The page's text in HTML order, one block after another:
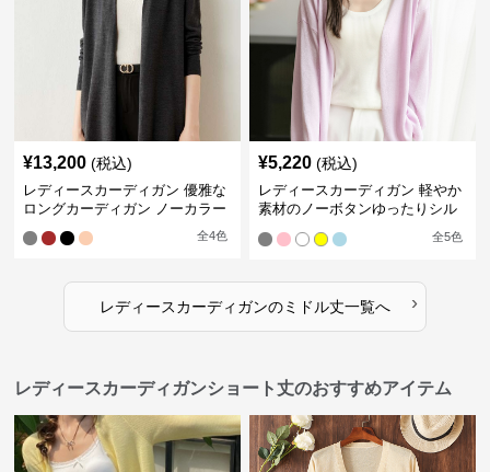
¥13,200 (税込)
レディースカーディガン 優雅な
ロングカーディガン ノーカラー
全4色
¥5,220 (税込)
レディースカーディガン 軽やか
素材のノーボタンゆったりシル
全5色
レディースカーディガンのミドル丈一覧へ ›
レディースカーディガンショート丈のおすすめアイテム